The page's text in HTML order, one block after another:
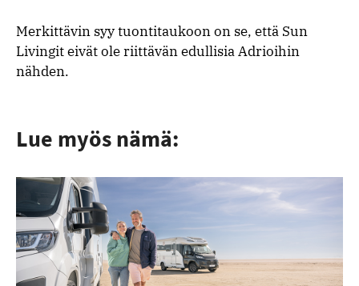
Merkittävin syy tuontitaukoon on se, että Sun
Livingit eivät ole riittävän edullisia Adrioihin
nähden.
Lue myös nämä: